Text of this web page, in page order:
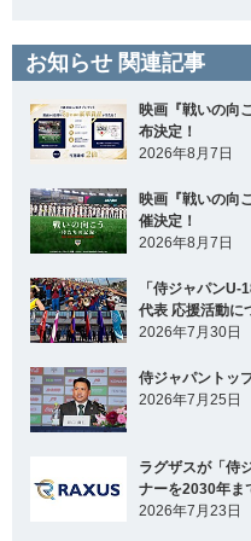
お知らせ 関連記事
映画『戦いの向
布決定！
2026年8月7日
映画『戦いの向
催決定！
2026年8月7日
「侍ジャパン
代表 応援活動に
2026年7月30日
侍ジャパントッ
2026年7月25日
ラグザスが「侍
ナーを2030年ま
2026年7月23日